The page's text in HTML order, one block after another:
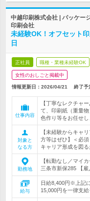
中越印刷株式会社 | パッケー
印刷会社
未経験OK！オフセット
日
正社員 職種・業種未経験OK
女性のおしごと掲載中
情報更新日：2026/04/21 終了予
仕事内容
【丁寧なレクチャ
て、印刷紙（重量
色作り等をお任せし
対象と
なる方
【未経験からキャ
方等はぜひ】＜必
キャリア形成を図
勤務地
【転勤なし／マイ
三条市新保285 【
給与
日給8,400円※上記
15,000円を一律支